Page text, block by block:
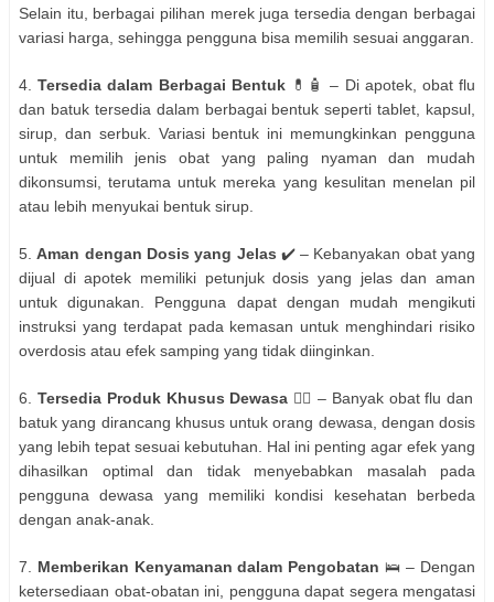
Selain itu, berbagai pilihan merek juga tersedia dengan berbagai
variasi harga, sehingga pengguna bisa memilih sesuai anggaran.
4.Tersedia dalam Berbagai Bentuk💊🧴 – Di apotek, obat flu
dan batuk tersedia dalam berbagai bentuk seperti tablet, kapsul,
sirup, dan serbuk. Variasi bentuk ini memungkinkan pengguna
untuk memilih jenis obat yang paling nyaman dan mudah
dikonsumsi, terutama untuk mereka yang kesulitan menelan pil
atau lebih menyukai bentuk sirup.
5.Aman dengan Dosis yang Jelas ✔️ – Kebanyakan obat yang
dijual di apotek memiliki petunjuk dosis yang jelas dan aman
untuk digunakan. Pengguna dapat dengan mudah mengikuti
instruksi yang terdapat pada kemasan untuk menghindari risiko
overdosis atau efek samping yang tidak diinginkan.
6. Tersedia Produk Khusus Dewasa 👨‍⚕️ – Banyak obat flu dan
batuk yang dirancang khusus untuk orang dewasa, dengan dosis
yang lebih tepat sesuai kebutuhan. Hal ini penting agar efek yang
dihasilkan optimal dan tidak menyebabkan masalah pada
pengguna dewasa yang memiliki kondisi kesehatan berbeda
dengan anak-anak.
7. Memberikan Kenyamanan dalam Pengobatan 🛌 – Dengan
ketersediaan obat-obatan ini, pengguna dapat segera mengatasi